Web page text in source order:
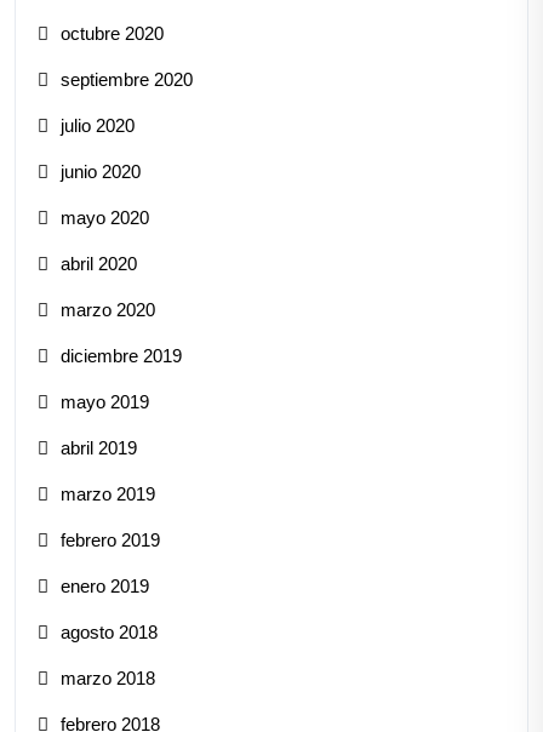
octubre 2020
septiembre 2020
julio 2020
junio 2020
mayo 2020
abril 2020
marzo 2020
diciembre 2019
mayo 2019
abril 2019
marzo 2019
febrero 2019
enero 2019
agosto 2018
marzo 2018
febrero 2018